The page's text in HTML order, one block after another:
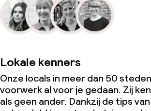
Lokale kenners
Onze locals in meer dan 50
voorwerk al voor je gedaan. Zij
als geen ander. Dankzij de tips